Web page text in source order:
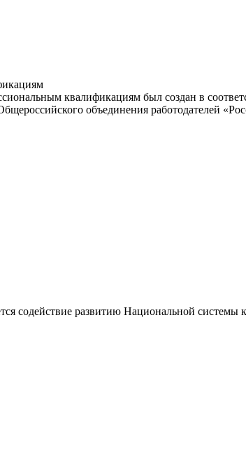
квалификациям был создан в
объединения работодателей
содействие развитию Национальной системы